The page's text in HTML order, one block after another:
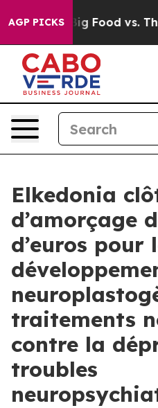
AGP PICKS
Big Food vs. The People.
Elkedonia
d’amorçage
d’euros pour
traitements
contre la
troubles